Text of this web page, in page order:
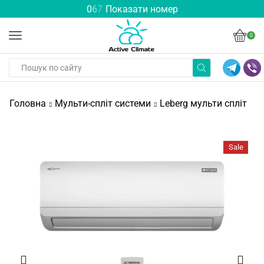
067 Показати номер
0
Головна Мульти-спліт системи Leberg мульти спліт
Sale